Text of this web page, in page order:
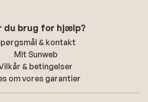
du brug for hjælp?
& kontakt
Mit Sunweb
& betingelser
om vores garantier